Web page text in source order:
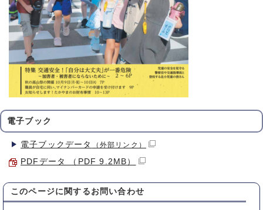
電子ブック
電子ブックデータ （外部リンク）
PDFデータ （PDF 9.2MB）
このページに関する お問い合わせ